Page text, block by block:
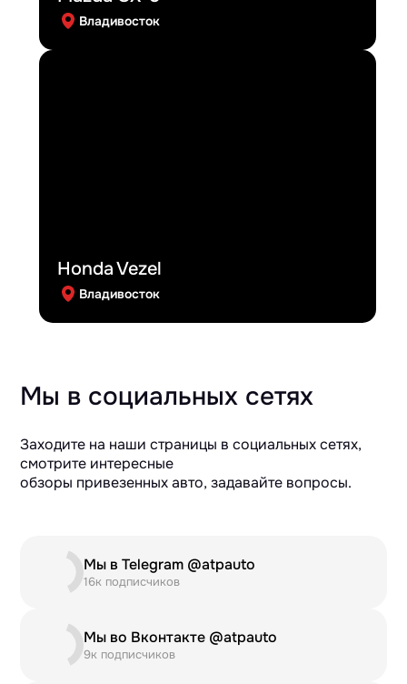
Владивосток
Honda Vezel
Владивосток
Мы в социальных сетях
Заходите на наши страницы в социальных сетях,
смотрите интересные
обзоры привезенных авто, задавайте вопросы.
Мы в Telegram @atpauto
16к подписчиков
Мы во Вконтакте @atpauto
9к подписчиков